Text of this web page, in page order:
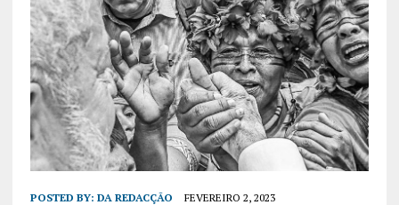
POSTED BY: DA REDACÇÃO FEVEREIRO 2, 2023